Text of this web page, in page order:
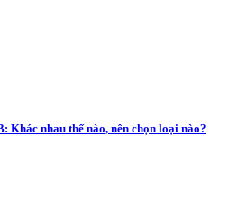
Khác nhau thế nào, nên chọn loại nào?